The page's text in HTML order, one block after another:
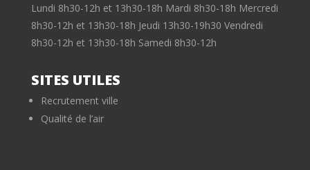
Lundi 8h30-12h et 13h30-18h Mardi 8h30-18h Mercredi
8h30-12h et 13h30-18h Jeudi 13h30-19h30 Vendredi
8h30-12h et 13h30-18h Samedi 8h30-12h
SITES UTILES
Recrutement ville
Qualité de l’air